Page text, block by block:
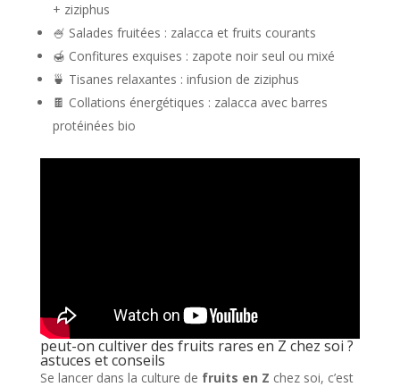
+ ziziphus
🍧 Salades fruitées : zalacca et fruits courants
🍯 Confitures exquises : zapote noir seul ou mixé
🍵 Tisanes relaxantes : infusion de ziziphus
🍫 Collations énergétiques : zalacca avec barres
protéinées bio
peut-on cultiver des fruits rares en Z chez soi ?
astuces et conseils
Se lancer dans la culture de fruits en Z chez soi, c’est